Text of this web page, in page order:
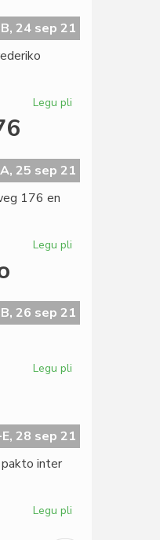
Katalunio
24 sep 21
Legu pli
AEI
en
25 sep 21
176 en
Legu pli
Nieuwe
Binnenweg
26 sep 21
Legu pli
la
nova
28 sep 21
inter
Legu pli